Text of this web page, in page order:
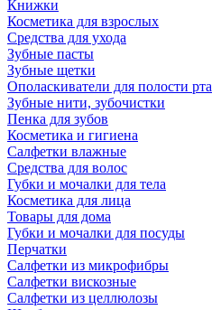
Книжки
Косметика для взрослых
Средства для ухода
Зубные пасты
Зубные щетки
Ополаскиватели для полости рта
Зубные нити, зубочистки
Пенка для зубов
Косметика и гигиена
Салфетки влажные
Средства для волос
Губки и мочалки для тела
Косметика для лица
Товары для дома
Губки и мочалки для посуды
Перчатки
Салфетки из микрофибры
Салфетки вискозные
Салфетки из целлюлозы